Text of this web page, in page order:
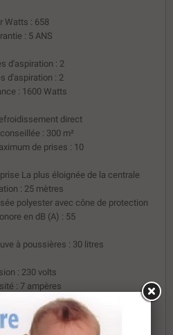
Watts : 658
: 5 ANS
d'aspiration : 2
d'aspiration : 2
: 1600 Watts
direct
: 300 m²
de prises : 10
La plus éloignée de la centrale
: 25 mètres
polyester avec cône de protection
en dB (A) : 55
à poussières : 30 litres
: 230 volts
: 7 ampères
: 75 cm
: 30 cm
: 10 kg